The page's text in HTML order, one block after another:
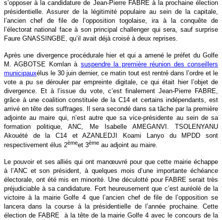
s’opposer à la candidature de Jean-Pierre FABRE à la prochaine élection
présidentielle. Assurer de la légitimité populaire au sein de la capitale,
l’ancien chef de file de l’opposition togolaise, ira à la conquête de
l’électorat national face à son principal challenger qui sera, sauf surprise
Faure GNASSINGBE, qu’il avait déjà croisé à deux reprises.
Après une divergence procédurale hier et qui a amené le préfet du Golfe
M. AGBOTSE Komlan à suspendre la première réunion des conseillers
municipauxélus le 30 juin dernier, ce matin tout est rentré dans l’ordre et le
vote a pu se dérouler par empreinte digitale, ce qui était hier l’objet de
divergence. Et à l’issue du vote, c’est finalement Jean-Pierre FABRE,
grâce à une coalition constituée de la C14 et certains indépendants, est
arrivé en tête des suffrages. Il sera secondé dans sa tâche par la première
adjointe au maire qui, n’est autre que sa vice-présidente au sein de sa
formation politique, ANC, Me Isabelle AMEGANVI. TSOLENYANU
Akouété de la C14 et AZANLEDJI Koami Lanyo du MPDD sont
respectivement élus 2èmeet 3ème au adjoint au maire.
Le pouvoir et ses alliés qui ont manœuvré pour que cette mairie échappe
à l’ANC et son président, à quelques mois d’une importante échéance
électorale, ont été mis en minorité. Une déculotté pour FABRE serait très
préjudiciable à sa candidature. Fort heureusement que c’est auréolé de la
victoire à la mairie Golfe 4 que l’ancien chef de file de l’opposition se
lancera dans la course à la présidentielle de l’année prochaine. Cette
élection de FABRE à la tête de la mairie Golfe 4 avec le concours de la